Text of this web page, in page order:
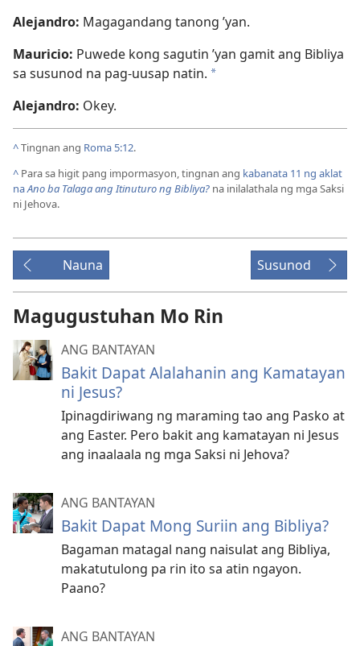
Alejandro: Magagandang tanong ’yan.
Mauricio: Puwede kong sagutin ’yan gamit ang Bibliya
sa susunod na pag-uusap natin. *
Alejandro: Okey.
^Tingnan ang Roma 5:12.
^ Para sa higit pang impormasyon, tingnan ang kabanata 11 ng aklat
naAno ba Talaga ang Itinuturo ng Bibliya? na inilalathala ng mga Saksi
ni Jehova.
Nauna Susunod
Magugustuhan Mo Rin
ANG BANTAYAN
Bakit Dapat Alalahanin ang Kamatayan
ni Jesus?
Ipinagdiriwang ng maraming tao ang Pasko at
ang Easter. Pero bakit ang kamatayan ni Jesus
ang inaalaala ng mga Saksi ni Jehova?
ANG BANTAYAN
Bakit Dapat Mong Suriin ang Bibliya?
Bagaman matagal nang naisulat ang Bibliya,
makatutulong pa rin ito sa atin ngayon.
Paano?
ANG BANTAYAN